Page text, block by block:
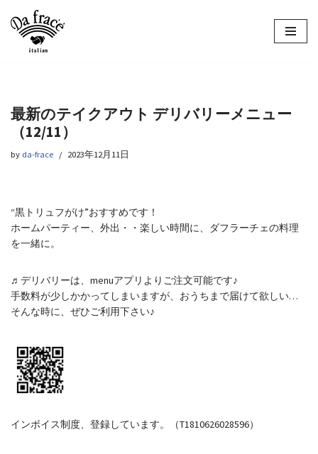
コ
へ
ス
ッ
最新のテイクアウト デリバリーメニュー
（12/11）
by da-frace 2023年12月11日
“黒トリュフがけ”おすすめです！
ホームパーティー、外出・・楽しい時間に、ダフラーチェの料理
を一緒に。
♬デリバリーは、menuアプリよりご注文可能です♪
手数料が少しかかってしまいますが、おうちまで届けて欲しい…
そんな時に、ぜひご利用下さい♪
インボイス制度、登録しています。（T1810626028596）